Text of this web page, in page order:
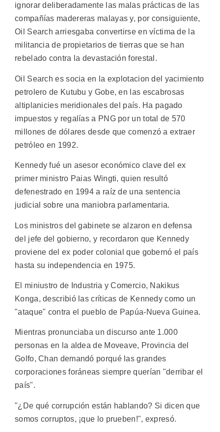
ignorar deliberadamente las malas prácticas de las
compañías madereras malayas y, por consiguiente,
Oil Search arriesgaba convertirse en víctima de la
militancia de propietarios de tierras que se han
rebelado contra la devastación forestal.
Oil Search es socia en la explotacion del yacimiento
petrolero de Kutubu y Gobe, en las escabrosas
altiplanicies meridionales del país. Ha pagado
impuestos y regalías a PNG por un total de 570
millones de dólares desde que comenzó a extraer
petróleo en 1992.
Kennedy fué un asesor económico clave del ex
primer ministro Paias Wingti, quien resultó
defenestrado en 1994 a raíz de una sentencia
judicial sobre una maniobra parlamentaria.
Los ministros del gabinete se alzaron en defensa
del jefe del gobierno, y recordaron que Kennedy
proviene del ex poder colonial que gobernó el país
hasta su independencia en 1975.
El miniustro de Industria y Comercio, Nakikus
Konga, describió las críticas de Kennedy como un
"ataque" contra el pueblo de Papúa-Nueva Guinea.
Mientras pronunciaba un discurso ante 1.000
personas en la aldea de Moveave, Provincia del
Golfo, Chan demandó porqué las grandes
corporaciones foráneas siempre querían "derribar el
país".
"¿De qué corrupción están hablando? Si dicen que
somos corruptos, ¡que lo prueben!", expresó.